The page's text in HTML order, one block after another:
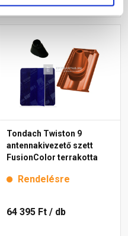
Tondach Twiston 9
antennakivezető szett
FusionColor terrakotta
Rendelésre
64 395 Ft / db